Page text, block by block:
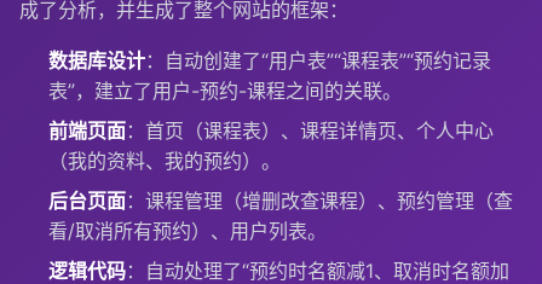
成了分析，并生成了整个网站的框架：
数据库设计：自动创建了“用户表”“课程表”“预约记录
表”，建立了用户-预约-课程之间的关联。
前端页面：首页（课程表）、课程详情页、个人中心
（我的资料、我的预约）。
后台页面：课程管理（增删改查课程）、预约管理（查
看/取消所有预约）、用户列表。
逻辑代码：自动处理了“预约时名额减1、取消时名额加